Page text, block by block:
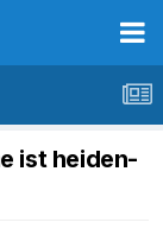
ist heiden-